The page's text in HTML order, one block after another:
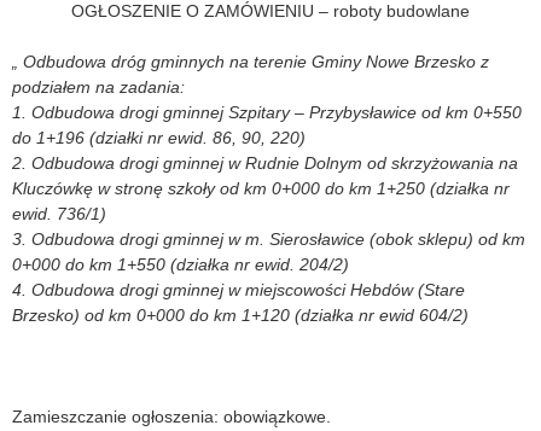
OGŁOSZENIE O ZAMÓWIENIU – roboty budowlane
„ Odbudowa dróg gminnych na terenie Gminy Nowe Brzesko z
podziałem na zadania:
1. Odbudowa drogi gminnej Szpitary – Przybysławice od km 0+550
do 1+196 (działki nr ewid. 86, 90, 220)
2. Odbudowa drogi gminnej w Rudnie Dolnym od skrzyżowania na
Kluczówkę w stronę szkoły od km 0+000 do km 1+250 (działka nr
ewid. 736/1)
3. Odbudowa drogi gminnej w m. Sierosławice (obok sklepu) od km
0+000 do km 1+550 (działka nr ewid. 204/2)
4. Odbudowa drogi gminnej w miejscowości Hebdów (Stare
Brzesko) od km 0+000 do km 1+120 (działka nr ewid 604/2)
Zamieszczanie ogłoszenia: obowiązkowe.